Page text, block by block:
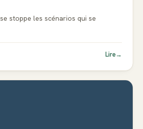
stoppe les scénarios qui se
Lire→